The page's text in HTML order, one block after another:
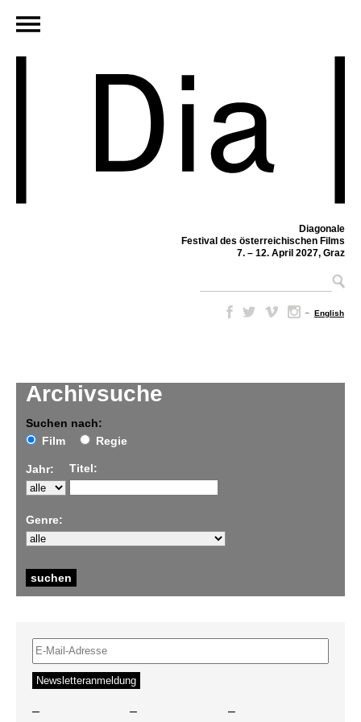
Diagonale
Festival des österreichischen Films
7. – 12. April 2027, Graz
– English
Archivsuche
Suchen nach:
Film
Regie
Jahr: Titel:
Genre:
– – –